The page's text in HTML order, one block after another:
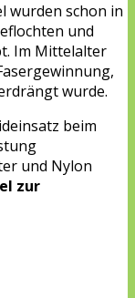
wurden schon in
und
Im Mittelalter
wurde.
beim
und Nylon
zur